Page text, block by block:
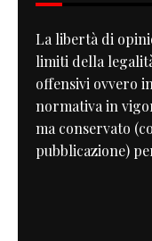
La libertà di
limiti della
offensivi ovvero
normativa in
ma conservato
pubblicazione)